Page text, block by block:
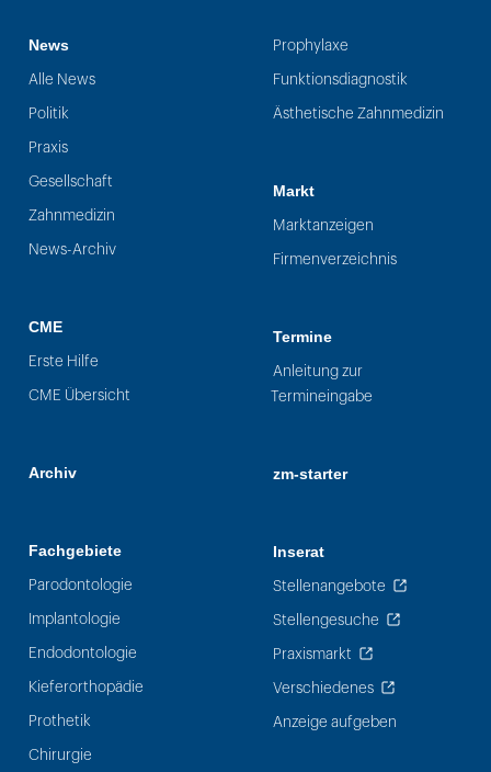
News
Alle News
Politik
Praxis
Gesellschaft
Zahnmedizin
News-Archiv
CME
Erste Hilfe
CME Übersicht
Archiv
Fachgebiete
Parodontologie
Implantologie
Endodontologie
Kieferorthopädie
Prothetik
Chirurgie
Prophylaxe
Funktionsdiagnostik
Ästhetische Zahnmedizin
Markt
Marktanzeigen
Firmenverzeichnis
Termine
Anleitung zur
Termineingabe
zm-starter
Inserat
Stellenangebote
Stellengesuche
Praxismarkt
Verschiedenes
Anzeige aufgeben